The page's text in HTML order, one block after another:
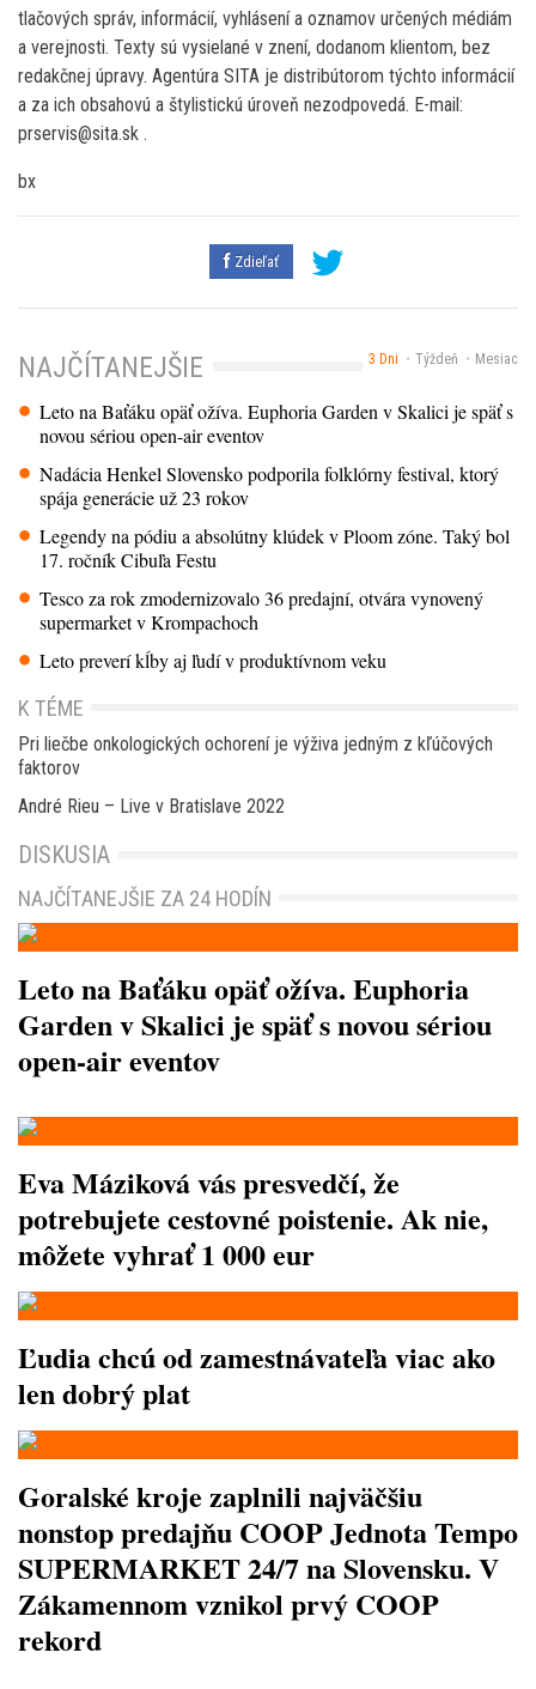
tlačových správ, informácií, vyhlásení a oznamov určených médiám
a verejnosti. Texty sú vysielané v znení, dodanom klientom, bez
redakčnej úpravy. Agentúra SITA je distribútorom týchto informácií
a za ich obsahovú a štylistickú úroveň nezodpovedá. E-mail:
prservis@sita.sk .
bx
Zdieľať
3 Dni Týždeň Mesiac
NAJČÍTANEJŠIE
Leto na Baťáku opäť ožíva. Euphoria Garden v Skalici je späť s
novou sériou open-air eventov
Nadácia Henkel Slovensko podporila folklórny festival, ktorý
spája generácie už 23 rokov
Legendy na pódiu a absolútny klúdek v Ploom zóne. Taký bol
17. ročník Cibuľa Festu
Tesco za rok zmodernizovalo 36 predajní, otvára vynovený
supermarket v Krompachoch
Leto preverí kĺby aj ľudí v produktívnom veku
K TÉME
Pri liečbe onkologických ochorení je výživa jedným z kľúčových
faktorov
André Rieu – Live v Bratislave 2022
DISKUSIA
NAJČÍTANEJŠIE ZA 24 HODÍN
Leto na Baťáku opäť ožíva. Euphoria
Garden v Skalici je späť s novou sériou
open-air eventov
Eva Máziková vás presvedčí, že
potrebujete cestovné poistenie. Ak nie,
môžete vyhrať 1 000 eur
Ľudia chcú od zamestnávateľa viac ako
len dobrý plat
Goralské kroje zaplnili najväčšiu
nonstop predajňu COOP Jednota Tempo
SUPERMARKET 24/7 na Slovensku. V
Zákamennom vznikol prvý COOP
rekord